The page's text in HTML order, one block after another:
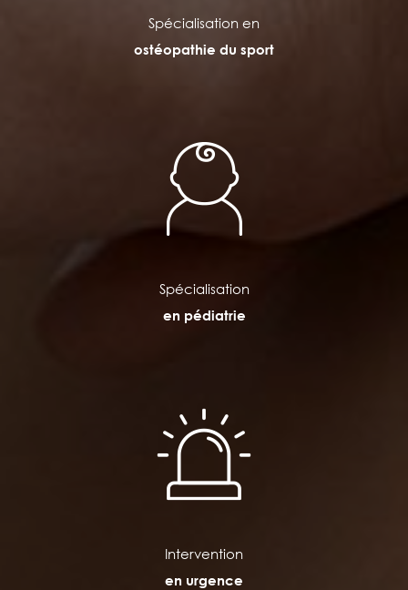
Spécialisation en
ostéopathie du sport
Spécialisation
en pédiatrie
Intervention
en urgence